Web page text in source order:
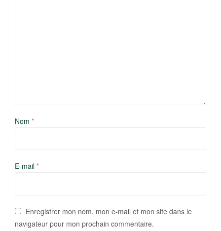
Nom *
E-mail *
Enregistrer mon nom, mon e-mail et mon site dans le
navigateur pour mon prochain commentaire.